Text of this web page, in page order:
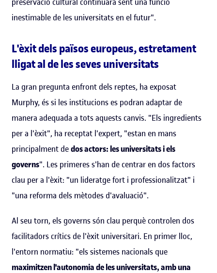
inestimable de les universitats en el futur".
L'èxit dels països europeus, estretament
lligat al de les seves universitats
La gran pregunta enfront dels reptes, ha exposat
Murphy, és si les institucions es podran adaptar de
manera adequada a tots aquests canvis. "Els ingredients
per a l'èxit", ha receptat l'expert, "estan en mans
principalment dedos actors: les universitats i els
governs". Les primeres s'han de centrar en dos factors
clau per a l'èxit: "un lideratge fort i professionalitzat" i
"una reforma dels mètodes d'avaluació".
Al seu torn, els governs són clau perquè controlen dos
facilitadors crítics de l'èxit universitari. En primer lloc,
l'entorn normatiu: "els sistemes nacionals que
maximitzen l'autonomia de les universitats, amb una